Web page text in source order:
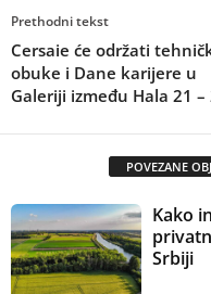
Prethodni tekst
Cersaie će održati
obuke i Dane karijere u
Galeriji između Hala 21 –
POVEZANE
Kako
Srbiji